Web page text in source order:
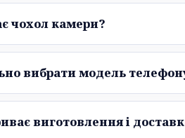
чохол камери?
вибрати модель
виготовлення і